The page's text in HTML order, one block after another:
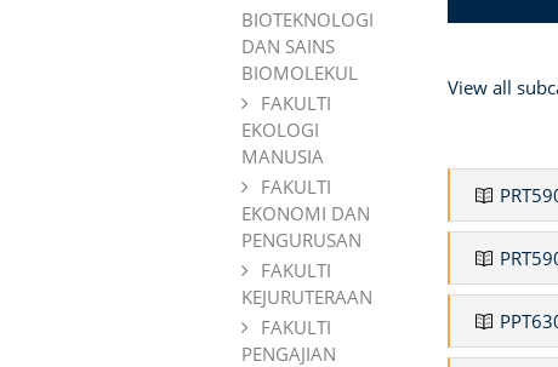
View all
BIOTEKNOLOGI
DAN SAINS
BIOMOLEKUL
FAKULTI
EKOLOGI
MANUSIA
FAKULTI
EKONOMI DAN
PENGURUSAN
FAKULTI
KEJURUTERAAN
FAKULTI
PENGAJIAN